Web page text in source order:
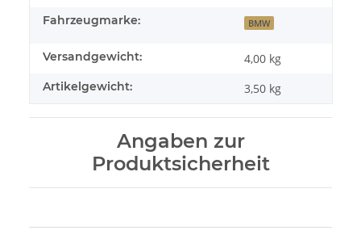
Fahrzeugmarke: BMW
Versandgewicht: 4,00 kg
Artikelgewicht: 3,50 kg
Angaben zur
Produktsicherheit